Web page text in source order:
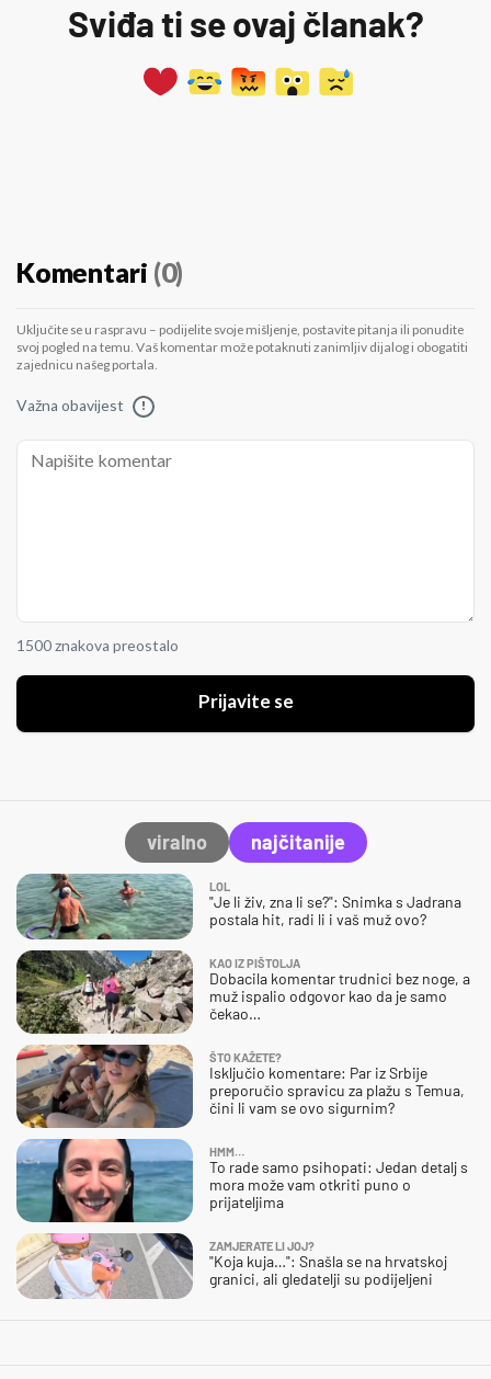
Sviđa ti se ovaj članak?
Komentari (0)
Uključite se u raspravu – podijelite svoje mišljenje, postavite pitanja ili ponudite
svoj pogled na temu. Vaš komentar može potaknuti zanimljiv dijalog i obogatiti
zajednicu našeg portala.
Važna obavijest !
1500 znakova preostalo
Prijavite se
viralno najčitanije
LOL
"Je li živ, zna li se?": Snimka s Jadrana
postala hit, radi li i vaš muž ovo?
KAO IZ PIŠTOLJA
Dobacila komentar trudnici bez noge, a
muž ispalio odgovor kao da je samo
čekao…
ŠTO KAŽETE?
Isključio komentare: Par iz Srbije
preporučio spravicu za plažu s Temua,
čini li vam se ovo sigurnim?
HMM…
To rade samo psihopati: Jedan detalj s
mora može vam otkriti puno o
prijateljima
ZAMJERATE LI JOJ?
"Koja kuja…": Snašla se na hrvatskoj
granici, ali gledatelji su podijeljeni